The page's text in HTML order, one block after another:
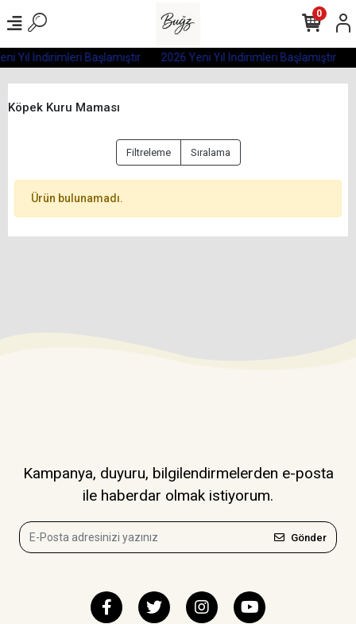
Yıl İndirimleri Başlamıştır 2026 Yeni Yıl İndirimleri Başlamıştır
0
Köpek Kuru Maması
Filtreleme Sıralama
Ürün bulunamadı.
Kampanya, duyuru, bilgilendirmelerden e-posta
ile haberdar olmak istiyorum.
Gönder